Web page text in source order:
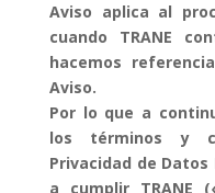
Aviso aplica al
cuando TRANE
hacemos
Aviso.
Por lo que a
los términos y
Privacidad de
a cumplir TRANE